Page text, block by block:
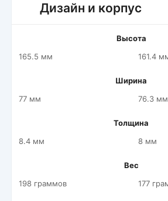
Дизайн и корпус
Высота
165.5 мм
161.4
Ширина
77 мм
76.3 мм
Толщина
8.4 мм
8 мм
Вес
198 граммов
177